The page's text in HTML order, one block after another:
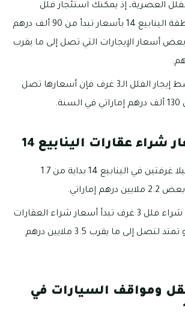
العصرية، إذ يمكنك استئجار فلل
غرفتين في منطقة الينابيع 14 بأسعار تبدأ من 90 ألف درهم
أسعار الإيجارات التي تصل إلى ما يقرب
بالنسبة لمتوسط إيجار الفلل الـ3 غرف فإن أسعارها تصل
شراء عقارات الينابيع 14
يمكنك شراء فيلا غرفتين في الينابيع 14 بداية من 1.7
إماراتي.
فضلا عن وجود شراء فلل 3 غرف تبدأ أسعار شراء العقارات
من 2.3 ملايين و تمتد لتصل إلى ما يقرب 3.5 ملايين درهم
ومواقف السيارات في